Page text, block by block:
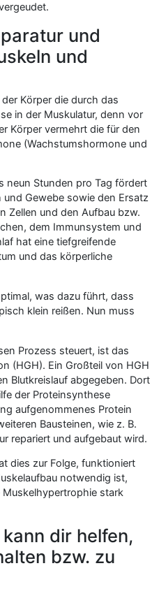
und
und
Körper die durch das
in der Muskulatur, denn vor
Körper vermehrt die für den
(Wachstumshormone und
neun Stunden pro Tag fördert
Gewebe sowie den Ersatz
Zellen und den Aufbau bzw.
dem Immunsystem und
hat eine tiefgreifende
und das körperliche
was dazu führt, dass
klein reißen. Nun muss
Prozess steuert, ist das
(HGH). Ein Großteil von HGH
Blutkreislauf abgegeben. Dort
der Proteinsynthese
aufgenommenes Protein
Bausteinen, wie z. B.
repariert und aufgebaut wird.
dies zur Folge, funktioniert
notwendig ist,
stark
dir helfen,
bzw. zu